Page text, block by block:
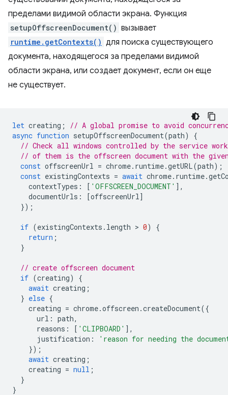
пределами видимой области экрана. Функция
setupOffscreenDocument() вызывает
runtime.getContexts() для поиска существующего
документа, находящегося за пределами видимой
области экрана, или создает документ, если он еще
не существует.
let creating ;
// A global promise to avoid
async function setupOffscreenDocument(path)
{
// Check all windows controlled by the service
// of them is the offscreen document with the
const offscreenUrl = chrome. runtime.getURL(path);
const existingContexts = await chrome. runtime.
contextTypes : [ 'OFFSCREEN_DOCUMENT' ],
documentUrls : [offscreenUrl]
});
if (existingContexts . length > 0)
{
return ;
}
// create offscreen document
if (creating)
{
await creating ;
} else {
creating = chrome.offscreen .createDocument({
url : path,
reasons : [ 'CLIPBOARD' ],
justification :
'reason for needing the
});
await creating ;
creating = null ;
}
}